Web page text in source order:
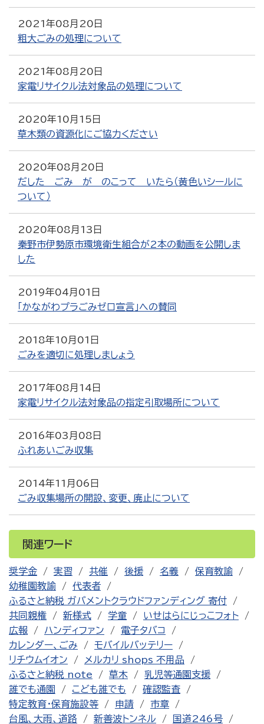
2021年08月20日
粗大ごみの処理について
2021年08月20日
家電リサイクル法対象品の処理について
2020年10月15日
草木類の資源化にご協力ください
2020年08月20日
だした ごみ が のこって いたら（黄色いシールに
ついて）
2020年08月13日
秦野市伊勢原市環境衛生組合が2本の動画を公開しま
した
2019年04月01日
「かながわプラごみゼロ宣言」への賛同
2018年10月01日
ごみを適切に処理しましょう
2017年08月14日
家電リサイクル法対象品の指定引取場所について
2016年03月08日
ふれあいごみ収集
2014年11月06日
ごみ収集場所の開設、変更、廃止について
関連ワード
奨学金 実習 共催 後援 名義
保育教諭
幼稚園教諭
代表者
ふるさと納税 ガバメントクラウドファンディング 寄付
共同親権
新様式 学童
いせはらにじっこフォト
広報
ハンディファン
電子タバコ
カレンダー、ごみ
モバイルバッテリー
リチウムイオン
メルカリ shops 不用品
ふるさと納税 note
草木
乳児等通園支援
誰でも通園
こども誰でも
確認監査
特定教育・保育施設等
申請
市章
台風、大雨、道路
新善波トンネル
国道246号